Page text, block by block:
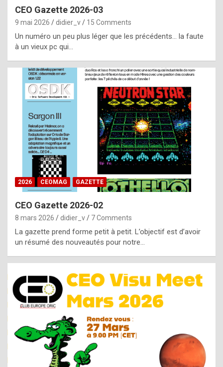
e
f
o
m
m
a
y
b
e
b
y
g
e
n
u
i
n
e
R
o
CEO Gazette 2026-03
9 mai 2026 didier_v 15 Comments
Un numéro un peu plus léger que les précédents… la faute
à un vieux pc qui…
2026 CEOMAG GAZETTE
CEO Gazette 2026-02
8 mars 2026 didier_v 7 Comments
La gazette prend forme petit à petit. L’objectif est d’avoir
un résumé des nouveautés pour notre…